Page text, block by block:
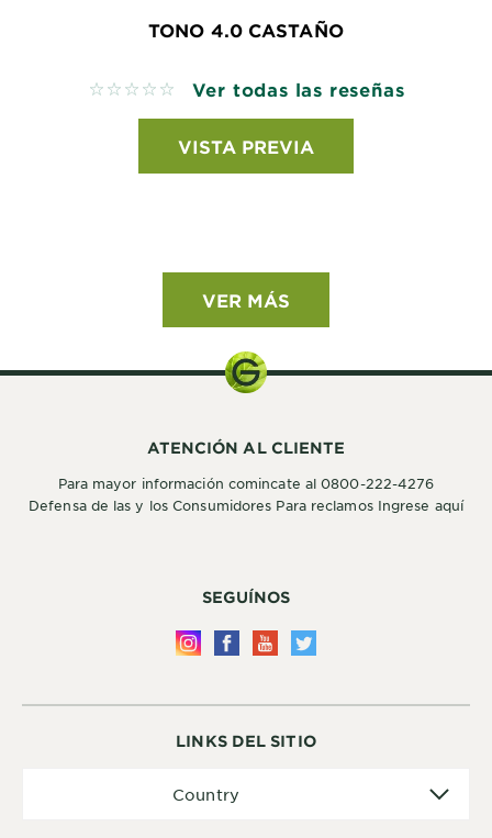
TONO 4.0 CASTAÑO
No reviews Ver todas las reseñas
VISTA PREVIA
VER MÁS
LINKS DEL SITIO
Country
SEGUÍNOS
ATENCIÓN AL CLIENTE
Para mayor información comincate al 0800-222-4276
Defensa de las y los Consumidores Para reclamos Ingrese aquí